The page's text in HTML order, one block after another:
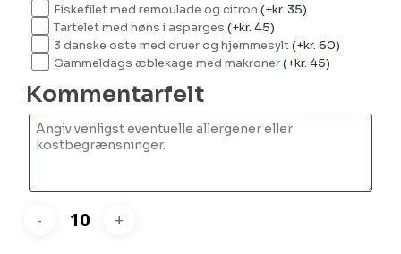
Fiskefilet med remoulade og citron (+kr. 35)
Tartelet med høns i asparges (+kr. 45)
3 danske oste med druer og hjemmesylt(+kr. 60)
Gammeldags æblekage med makroner(+kr. 45)
Kommentarfelt